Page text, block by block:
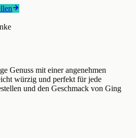
Genuss mit einer angenehmen
würzig und perfekt für jede
und den Geschmack von Ging